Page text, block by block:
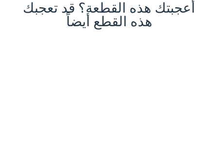
أعجبتك هذه القطعة؟ قد تعجبك
هذه القطع أيضاً